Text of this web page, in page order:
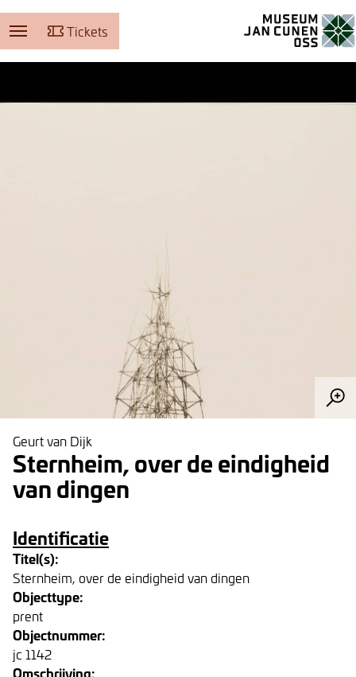
Tickets
Geurt van Dijk
Sternheim, over de eindigheid
van dingen
Identificatie
Titel(s):
Sternheim, over de eindigheid van dingen
Objecttype:
prent
Objectnummer:
jc 1142
Omschrijving: